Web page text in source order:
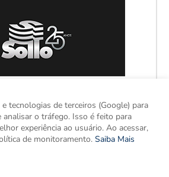
tecnologias de terceiros (Google) para
analisar o tráfego. Isso é feito para
experiência ao usuário. Ao acessar,
de monitoramento. Saiba Mais